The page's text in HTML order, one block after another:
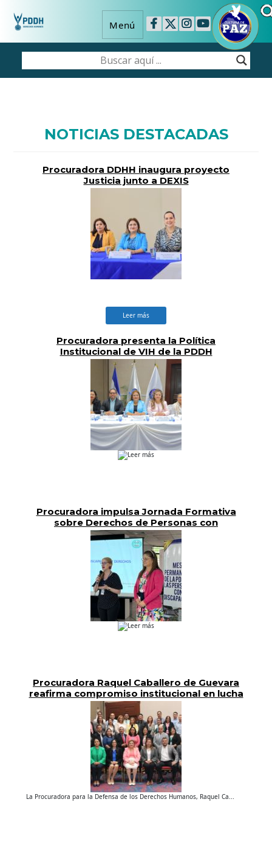
Menú
NOTICIAS DESTACADAS
Procuradora DDHH inaugura proyecto
Justicia junto a DEXIS
Leer más
Procuradora presenta la Política
Institucional de VIH de la PDDH
Leer más
Procuradora impulsa Jornada Formativa
sobre Derechos de Personas con
Discapacidad
Leer más
Procuradora Raquel Caballero de Guevara
reafirma compromiso institucional en lucha
contra la Trata de Personas
La Procuradora para la Defensa de los Derechos Humanos, Raquel Ca...